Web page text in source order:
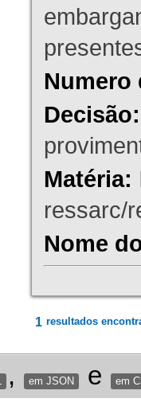
Numero
Decisão:
Matéria:
ressarc/
Nome
1 resultados
, em JSON e em